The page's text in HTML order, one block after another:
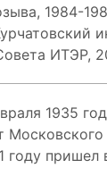
1984-
ИТЭР,
1935
году